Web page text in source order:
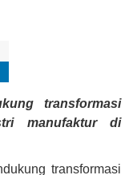
transformasi
manufaktur di
transformasi